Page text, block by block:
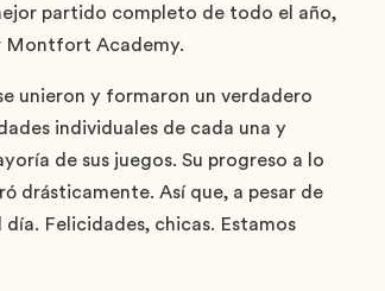
partido completo de todo el año,
Montfort Academy.
unieron y formaron un verdadero
individuales de cada una y
de sus juegos. Su progreso a lo
drásticamente. Así que, a pesar de
Felicidades, chicas. Estamos